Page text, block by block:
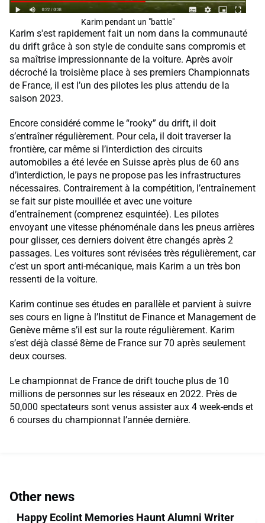
Karim pendant un "battle"
Karim s'est rapidement fait un nom dans la communauté
du drift grâce à son style de conduite sans compromis et
sa maîtrise impressionnante de la voiture. Après avoir
décroché la troisième place à ses premiers Championnats
de France, il est l’un des pilotes les plus attendu de la
saison 2023.
Encore considéré comme le “rooky” du drift, il doit
s’entraîner régulièrement. Pour cela, il doit traverser la
frontière, car même si l’interdiction des circuits
automobiles a été levée en Suisse après plus de 60 ans
d’interdiction, le pays ne propose pas les infrastructures
nécessaires. Contrairement à la compétition, l’entraînement
se fait sur piste mouillée et avec une voiture
d’entraînement (comprenez esquintée). Les pilotes
envoyant une vitesse phénoménale dans les pneus arrières
pour glisser, ces derniers doivent être changés après 2
passages. Les voitures sont révisées très régulièrement, car
c’est un sport anti-mécanique, mais Karim a un très bon
ressenti de la voiture.
Karim continue ses études en parallèle et parvient à suivre
ses cours en ligne à l’Institut de Finance et Management de
Genève même s’il est sur la route régulièrement. Karim
s’est déjà classé 8ème de France sur 70 après seulement
deux courses.
Le championnat de France de drift touche plus de 10
millions de personnes sur les réseaux en 2022. Près de
50,000 spectateurs sont venus assister aux 4 week-ends et
6 courses du championnat l’année dernière.
Other news
Happy Ecolint Memories Haunt Alumni Writer